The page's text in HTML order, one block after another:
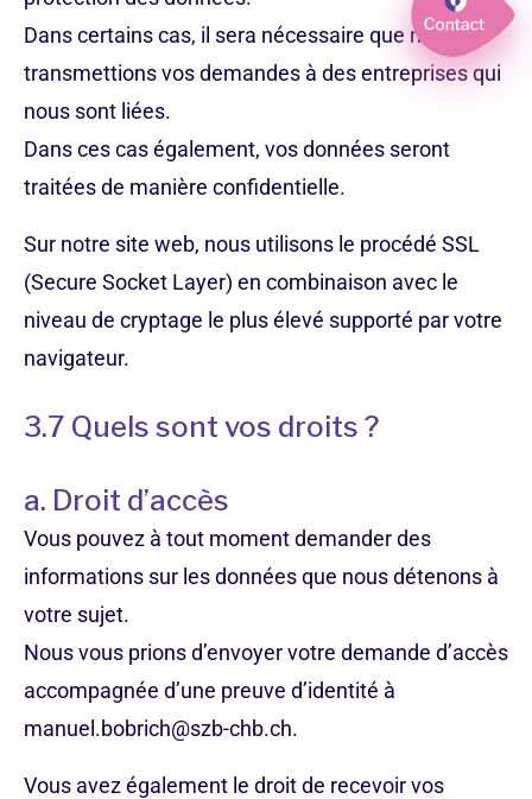
Dans certains cas, il sera nécessaire que nous
transmettions vos demandes à des entreprises qui
nous sont liées.
Dans ces cas également, vos données seront
traitées de manière confidentielle.
Sur notre site web, nous utilisons le procédé SSL
(Secure Socket Layer) en combinaison avec le
niveau de cryptage le plus élevé supporté par votre
navigateur.
3.7 Quels sont vos droits ?
a. Droit d’accès
Vous pouvez à tout moment demander des
informations sur les données que nous détenons à
votre sujet.
Nous vous prions d’envoyer votre demande d’accès
accompagnée d’une preuve d’identité à
manuel.bobrich@szb-chb.ch.
Vous avez également le droit de recevoir vos